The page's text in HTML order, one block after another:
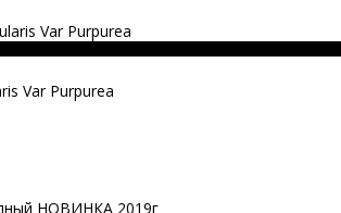
Var Purpurea